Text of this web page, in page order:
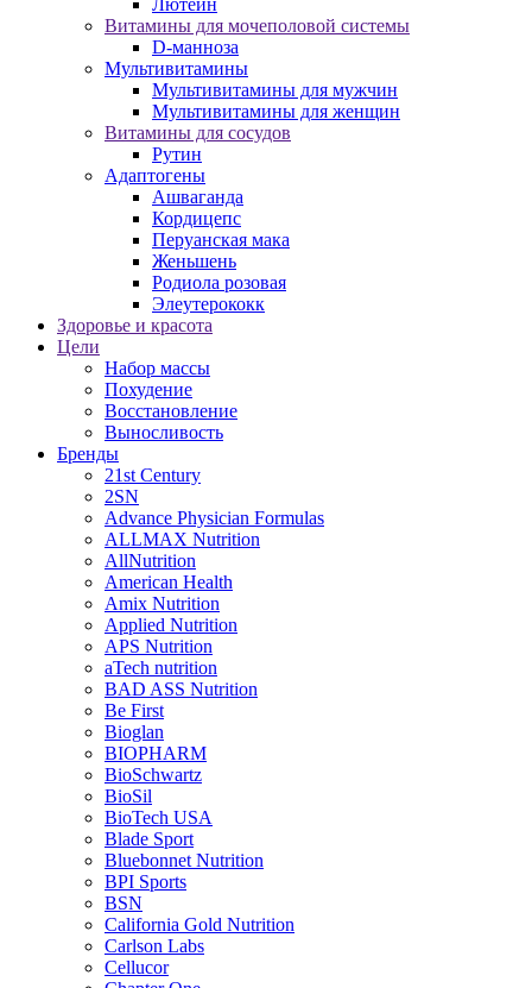
Лютеин
Витамины для мочеполовой системы
D-манноза
Мультивитамины
Мультивитамины для мужчин
Мультивитамины для женщин
Витамины для сосудов
Рутин
Адаптогены
Ашваганда
Кордицепс
Перуанская мака
Женьшень
Родиола розовая
Элеутерококк
Здоровье и красота
Цели
Набор массы
Похудение
Восстановление
Выносливость
Бренды
21st Century
2SN
Advance Physician Formulas
ALLMAX Nutrition
AllNutrition
American Health
Amix Nutrition
Applied Nutrition
APS Nutrition
aTech nutrition
BAD ASS Nutrition
Be First
Bioglan
BIOPHARM
BioSchwartz
BioSil
BioTech USA
Blade Sport
Bluebonnet Nutrition
BPI Sports
BSN
California Gold Nutrition
Carlson Labs
Cellucor